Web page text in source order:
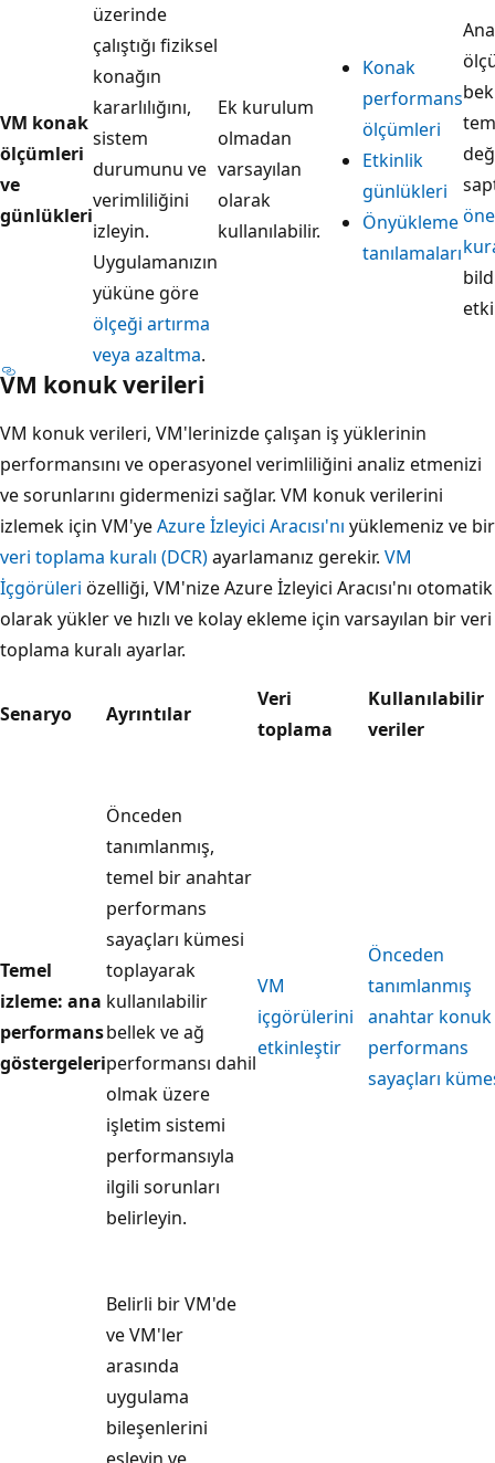
VM konak
ölçümleri
ve
günlükleri
üzerinde
çalıştığı fiziksel
konağın
kararlılığını,
sistem
durumunu ve
verimliliğini
izleyin.
Uygulamanızın
yüküne göre
ölçeği artırma
veya azaltma.
Ek kurulum
olmadan
varsayılan
olarak
kullanılabilir.
Konak
performans
ölçümleri
Etkinlik
günlükleri
Önyükleme
tanılamaları
VM konuk verileri
VM konuk verileri, VM'lerinizde çalışan iş yüklerinin
performansını ve operasyonel verimliliğini analiz etmenizi
ve sorunlarını gidermenizi sağlar. VM konuk verilerini
izlemek için VM'yeAzure İzleyici Aracısı'nı yüklemeniz ve bir
veri toplama kuralı (DCR)ayarlamanız gerekir. VM
İçgörüleri özelliği, VM'nize Azure İzleyici Aracısı'nı otomatik
olarak yükler ve hızlı ve kolay ekleme için varsayılan bir veri
toplama kuralı ayarlar.
Senaryo Ayrıntılar
Veri
toplama
Kullanılabilir
veriler
Temel
izleme: ana
performans
göstergeleri
Önceden
tanımlanmış,
temel bir anahtar
performans
sayaçları kümesi
toplayarak
kullanılabilir
bellek ve ağ
performansı dahil
olmak üzere
işletim sistemi
performansıyla
ilgili sorunları
belirleyin.
VM
içgörülerini
etkinleştir
Önceden
tanımlanmış
anahtar konuk
performans
sayaçları
Belirli bir VM'de
ve VM'ler
arasında
uygulama
bileşenlerini
eşleyin ve